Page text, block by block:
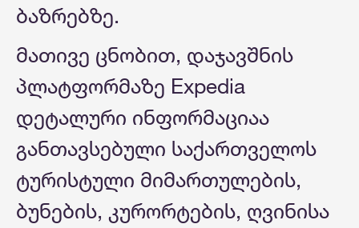
ბაზრებზე.
მათივე ცნობით, დაჯავშნის
პლატფორმაზე Expedia
დეტალური ინფორმაციაა
განთავსებული საქართველოს
ტურისტული მიმართულების,
ბუნების, კურორტების, ღვინისა